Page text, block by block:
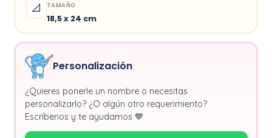
📐 TAMAÑO
18,5 x 24 cm
Personalización
¿Quieres ponerle un nombre o necesitas
personalizarlo? ¿O algún otro requerimiento?
Escríbenos y te ayudamos 💙